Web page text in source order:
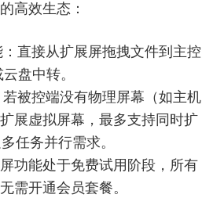
高效生态：
：直接从扩展屏拖拽文件到主控
盘中转。
若被控端没有物理屏幕（如主机
展虚拟屏幕，最多支持同时扩
任务并行需求。
功能处于免费试用阶段，所有
需开通会员套餐。